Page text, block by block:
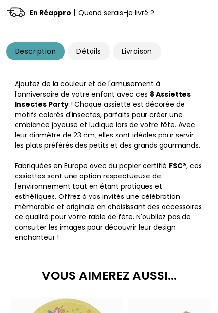
En Réappro | Quand serais-je livré ?
Description Détails Livraison
Ajoutez de la couleur et de l'amusement à
l'anniversaire de votre enfant avec ces 8 Assiettes
Insectes Party ! Chaque assiette est décorée de
motifs colorés d'insectes, parfaits pour créer une
ambiance joyeuse et ludique lors de votre fête. Avec
leur diamètre de 23 cm, elles sont idéales pour servir
les plats préférés des petits et des grands gourmands.
Fabriquées en Europe avec du papier certifié FSC®, ces
assiettes sont une option respectueuse de
l'environnement tout en étant pratiques et
esthétiques. Offrez à vos invités une célébration
mémorable et originale en choisissant des accessoires
de qualité pour votre table de fête. N'oubliez pas de
consulter les images pour découvrir leur design
enchanteur !
VOUS AIMEREZ AUSSI...